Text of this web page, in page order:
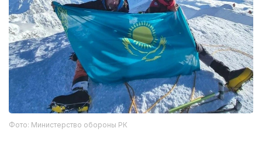
Фото: Министерство обороны РК